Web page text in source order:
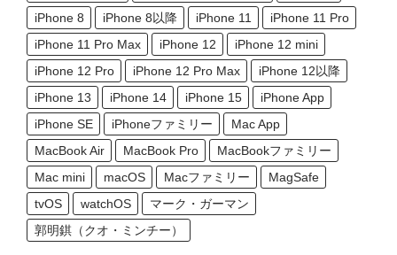
iPhone 8
iPhone 8以降 iPhone 11
iPhone 11 Pro
iPhone 11 Pro Max
iPhone 12
iPhone 12 mini
iPhone 12 Pro
iPhone 12 Pro Max
iPhone 12以降
iPhone 13
iPhone 14 iPhone 15
iPhone App
iPhone SE
iPhoneファミリー
Mac App
MacBook Air
MacBook Pro
MacBookファミリー
Mac mini
macOS Macファミリー
MagSafe
tvOS
watchOS
マーク・ガーマン
郭明錤（クオ・ミンチー）